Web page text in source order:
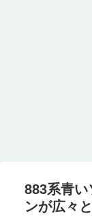
883系青
ンが広々